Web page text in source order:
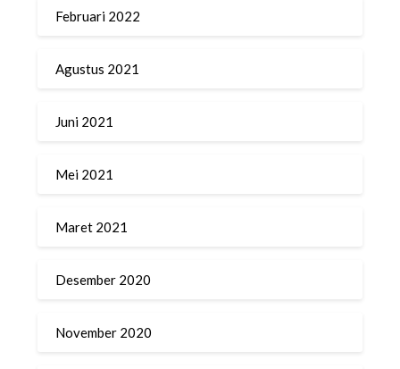
Februari 2022
Agustus 2021
Juni 2021
Mei 2021
Maret 2021
Desember 2020
November 2020